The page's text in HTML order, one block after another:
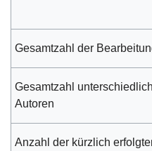
Gesamtzahl der
Gesamtzahl
Autoren
Anzahl der kürzlich